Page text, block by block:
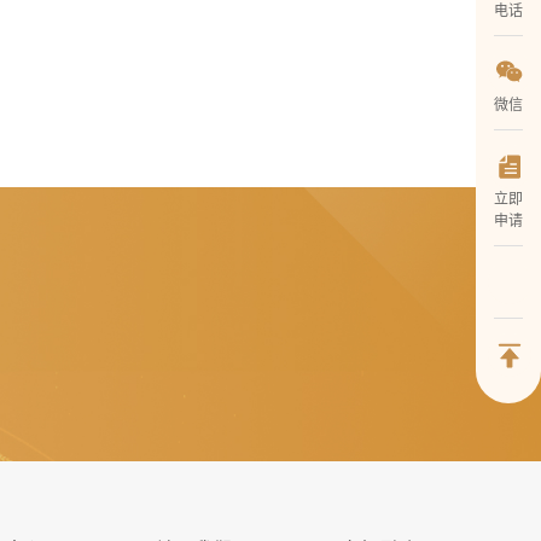
电话
微信
立即
申请